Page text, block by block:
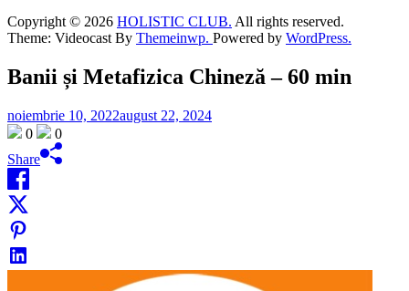
Copyright © 2026 HOLISTIC CLUB. All rights reserved.
Theme: Videocast By Themeinwp. Powered by WordPress.
Banii și Metafizica Chineză – 60 min
noiembrie 10, 2022august 22, 2024
0
0
Share